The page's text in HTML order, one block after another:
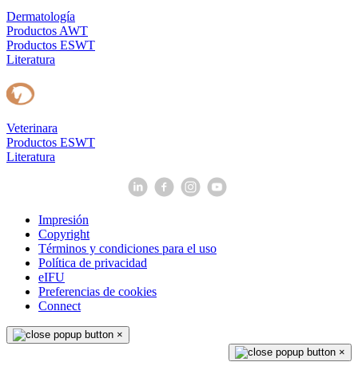
Dermatología
Productos AWT
Productos ESWT
Literatura
Veterinara
Productos ESWT
Literatura
Impresión
Copyright
Términos y condiciones para el uso
Política de privacidad
eIFU
Preferencias de cookies
Connect
×
×